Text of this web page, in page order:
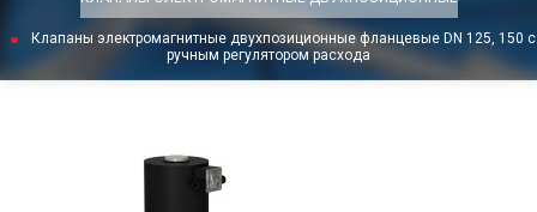
Клапаны электромагнитные двухпозиционные фланцевые DN 125, 150 с
ручным регулятором расхода